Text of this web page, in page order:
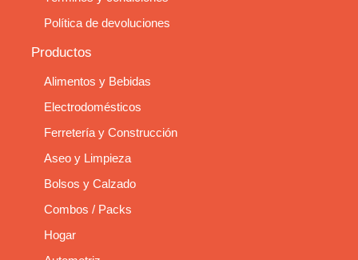
Política de devoluciones
Productos
Alimentos y Bebidas
Electrodomésticos
Ferretería y Construcción
Aseo y Limpieza
Bolsos y Calzado
Combos / Packs
Hogar